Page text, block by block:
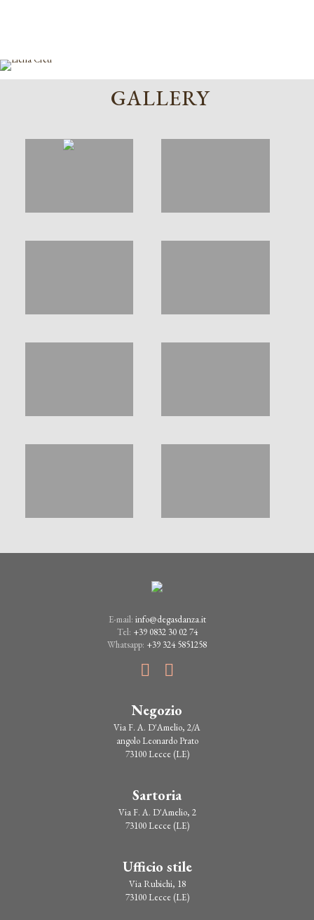
GALLERY
E-mail: info@degasdanza.it
Tel: +39 0832 30 02 74
Whatsapp: +39 324 5851258
Negozio
Via F. A. D'Amelio, 2/A
angolo Leonardo Prato
73100 Lecce (LE)
Sartoria
Via F. A. D'Amelio, 2
73100 Lecce (LE)
Ufficio stile
Via Rubichi, 18
73100 Lecce (LE)